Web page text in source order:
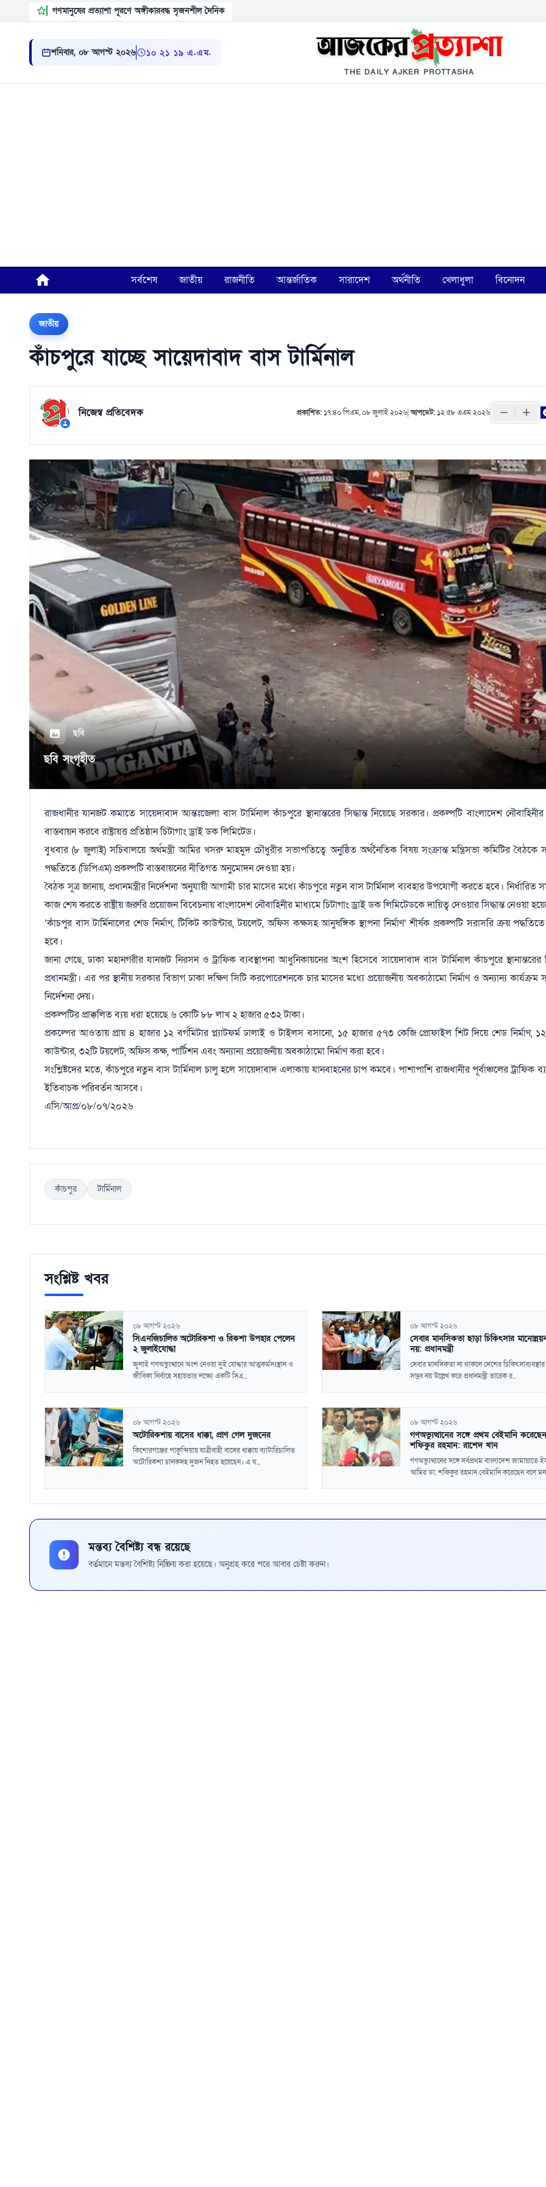
গণমানুষের প্রত্যাশা পূরণে অঙ্গীকারবদ্ধ সৃজনশীল দৈনিক
শনিবার, ০৮ আগস্ট ২০২৬ ১০:২১:২০ এ.এম.
THE DAILY AJKER PROTTASHA
সর্বশেষ জাতীয় রাজনীতি আন্তর্জাতিক সারাদেশ অর্থনীতি খেলাধুলা বিনোদন
জাতীয়
কাঁচপুরে যাচ্ছে সায়েদাবাদ বাস টার্মিনাল
নিজেস্ব প্রতিবেদক প্রকাশিত: ১৭:৪০ পিএম, ০৮ জুলাই ২০২৬|আপডেট: ১২:৫৮ এএম ২০২৬
ছবি
ছবি সংগৃহীত
রাজধানীর যানজট কমাতে সায়েদাবাদ আন্তঃজেলা বাস টার্মিনাল কাঁচপুরে স্থানান্তরের সিদ্ধান্ত নিয়েছে সরকার। প্রকল্পটি বাংলাদেশ নৌবাহিনীর
বাস্তবায়ন করবে রাষ্ট্রায়ত্ত প্রতিষ্ঠান চিটাগাং ড্রাই ডক লিমিটেড।
বুধবার (৮ জুলাই) সচিবালয়ে অর্থমন্ত্রী আমির খসরু মাহমুদ চৌধুরীর সভাপতিত্বে অনুষ্ঠিত অর্থনৈতিক বিষয় সংক্রান্ত মন্ত্রিসভা কমিটির বৈঠকে
পদ্ধতিতে (ডিপিএম) প্রকল্পটি বাস্তবায়নের নীতিগত অনুমোদন দেওয়া হয়।
বৈঠক সূত্র জানায়, প্রধানমন্ত্রীর নির্দেশনা অনুযায়ী আগামী চার মাসের মধ্যে কাঁচপুরে নতুন বাস টার্মিনাল ব্যবহার উপযোগী করতে হবে। নির্ধারিত
কাজ শেষ করতে রাষ্ট্রীয় জরুরি প্রয়োজন বিবেচনায় বাংলাদেশ নৌবাহিনীর মাধ্যমে চিটাগাং ড্রাই ডক লিমিটেডকে দায়িত্ব দেওয়ার সিদ্ধান্ত নেওয়া
‘কাঁচপুর বাস টার্মিনালের শেড নির্মাণ, টিকিট কাউন্টার, টয়লেট, অফিস কক্ষসহ আনুষঙ্গিক স্থাপনা নির্মাণ’ শীর্ষক প্রকল্পটি সরাসরি ক্রয় পদ্ধতিতে
হবে।
জানা গেছে, ঢাকা মহানগরীর যানজট নিরসন ও ট্রাফিক ব্যবস্থাপনা আধুনিকায়নের অংশ হিসেবে সায়েদাবাদ বাস টার্মিনাল কাঁচপুরে স্থানান্তরের
প্রধানমন্ত্রী। এর পর স্থানীয় সরকার বিভাগ ঢাকা দক্ষিণ সিটি করপোরেশনকে চার মাসের মধ্যে প্রয়োজনীয় অবকাঠামো নির্মাণ ও অন্যান্য কার্যক্রম
নির্দেশনা দেয়।
প্রকল্পটির প্রাক্কলিত ব্যয় ধরা হয়েছে ৬ কোটি ৮৮ লাখ ২ হাজার ৫৩২ টাকা।
প্রকল্পের আওতায় প্রায় ৪ হাজার ১২ বর্গমিটার প্ল্যাটফর্ম ঢালাই ও টাইলস বসানো, ১৫ হাজার ৫৭৩ কেজি প্রোফাইল শিট দিয়ে শেড নির্মাণ,
কাউন্টার, ৩২টি টয়লেট, অফিস কক্ষ, পার্টিশন এবং অন্যান্য প্রয়োজনীয় অবকাঠামো নির্মাণ করা হবে।
সংশ্লিষ্টদের মতে, কাঁচপুরে নতুন বাস টার্মিনাল চালু হলে সায়েদাবাদ এলাকায় যানবাহনের চাপ কমবে। পাশাপাশি রাজধানীর পূর্বাঞ্চলের ট্রাফিক
ইতিবাচক পরিবর্তন আসবে।
এসি/আপ্র/০৮/০৭/২০২৬
কাঁচপুর টার্মিনাল
সংশ্লিষ্ট খবর
০৮ আগস্ট ২০২৬
সিএনজিচালিত অটোরিকশা ও রিকশা উপহার পেলেন
২ জুলাইযোদ্ধা
জুলাই গণঅভ্যুত্থানে অংশ নেওয়া দুই যোদ্ধার আত্মকর্মসংস্থান ও
জীবিকা নির্বাহে সহায়তার লক্ষ্যে একটি সিএ...
০৮ আগস্ট ২০২৬
সেবার মানসিকতা ছাড়া চিকিৎসার
নয়: প্রধানমন্ত্রী
সেবার মানসিকতা না থাকলে দেশের
সম্ভব নয় উল্লেখ করে প্রধানমন্ত্রী তারেক র...
০৮ আগস্ট ২০২৬
অটোরিকশায় বাসের ধাক্কা, প্রাণ গেল দুজনের
কিশোরগঞ্জের পাকুন্দিয়ায় যাত্রীবাহী বাসের ধাক্কায় ব্যাটারিচালিত
অটোরিকশা চালকসহ দুজন নিহত হয়েছেন। এ ঘ...
০৮ আগস্ট ২০২৬
গণঅভ্যুত্থানের সঙ্গে প্রথম বেইমানি
শফিকুর রহমান: রাশেদ খান
গণঅভ্যুত্থানের সঙ্গে সর্বপ্রথম বাংলাদেশ জামায়াতে
আমির ডা. শফিকুর রহমান বেইমানি করেছেন বলে
মন্তব্য বৈশিষ্ট্য বন্ধ রয়েছে
বর্তমানে মন্তব্য বৈশিষ্ট্য নিষ্ক্রিয় করা হয়েছে। অনুগ্রহ করে পরে আবার চেষ্টা করুন।